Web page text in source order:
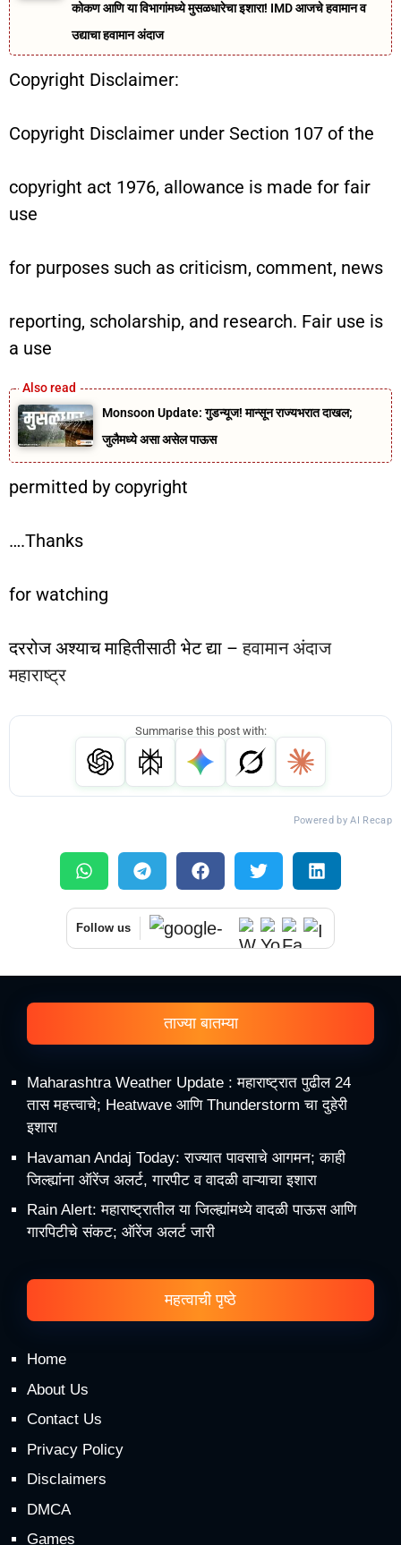
कोकण आणि या विभागांमध्ये मुसळधारेचा इशारा! IMD आजचे हवामान व
उद्याचा हवामान अंदाज
Copyright Disclaimer:
Copyright Disclaimer under Section 107 of the
copyright act 1976, allowance is made for fair
use
for purposes such as criticism, comment, news
reporting, scholarship, and research. Fair use is
a use
Monsoon Update: गुडन्यूज! मान्सून राज्यभरात दाखल;
जुलैमध्ये असा असेल पाऊस
permitted by copyright
….Thanks
for watching
दररोज अश्याच माहितीसाठी भेट द्या –हवामान अंदाज
महाराष्ट्र
Summarise this post with:
Powered by AI Recap
Follow us
ताज्या बातम्या
Maharashtra Weather Update : महाराष्ट्रात पुढील 24
तास महत्त्वाचे; Heatwave आणि Thunderstorm चा दुहेरी
इशारा
Havaman Andaj Today: राज्यात पावसाचे आगमन; काही
जिल्ह्यांना ऑरेंज अलर्ट, गारपीट व वादळी वाऱ्याचा इशारा
Rain Alert: महाराष्ट्रातील या जिल्ह्यांमध्ये वादळी पाऊस आणि
गारपिटीचे संकट; ऑरेंज अलर्ट जारी
महत्वाची पृष्ठे
Home
About Us
Contact Us
Privacy Policy
Disclaimers
DMCA
Games